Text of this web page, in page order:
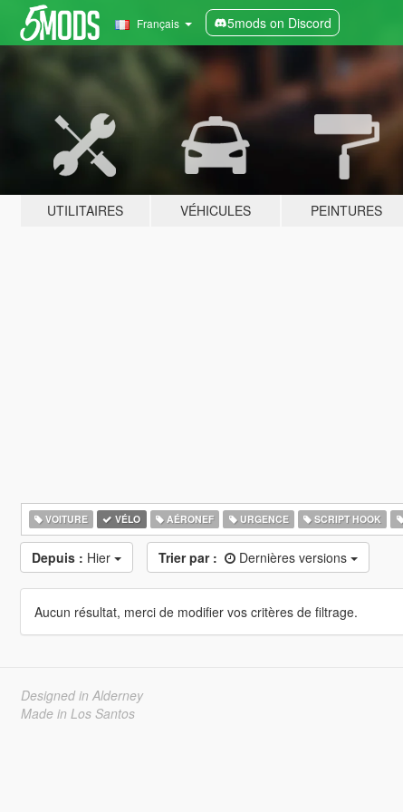
Français 5mods on Discord
UTILITAIRES VÉHICULES PEINTURES
VOITURE VÉLO AÉRONEF URGENCE SCRIPT HOOK
Depuis : Hier Trier par : Dernières versions
Aucun résultat, merci de modifier vos critères de filtrage.
Designed in Alderney
Made in Los Santos